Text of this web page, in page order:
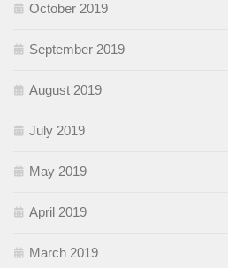
October 2019
September 2019
August 2019
July 2019
May 2019
April 2019
March 2019